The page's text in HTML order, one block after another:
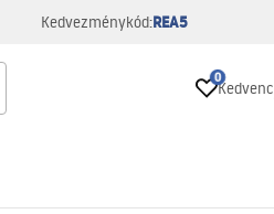
Kedvezménykód:REA5
0
Kedvenc